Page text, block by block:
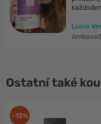
Lucie
Ostatní také
-13%